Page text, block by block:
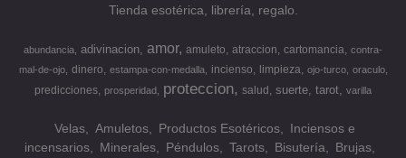
Tienda esotérica, librería, regalo.
abundancia adivinacion amor amuleto atraccion cartomancia contra-
mal-de-ojo
dinero estampa-con-medalla incienso limpieza ojo-turco oraculo
predicciones prosperidad proteccion salud suerte tarot varilla
Velas Amuletos Productos Esotéricos
Inciensos e
incensarios
Minerales Péndulos Tarots Bisutería Brujas